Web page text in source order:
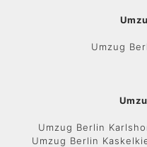
Umzug
Umzug Berlin
Umzug Berlin